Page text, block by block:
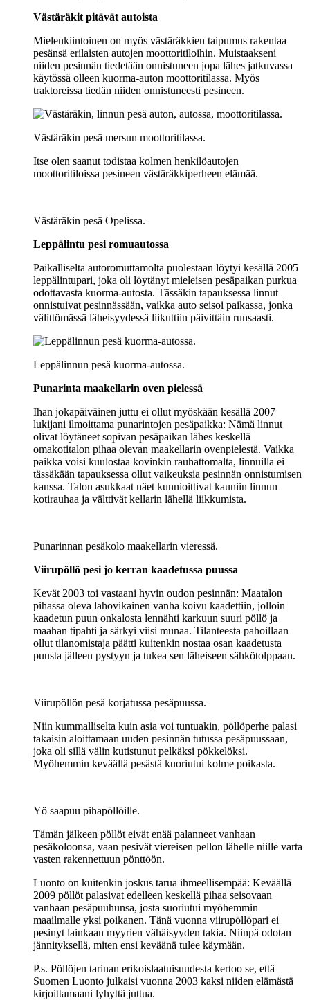
Västäräkit pitävät autoista
Mielenkiintoinen on myös västäräkkien taipumus rakentaa
pesänsä erilaisten autojen moottoritiloihin. Muistaakseni
niiden pesinnän tiedetään onnistuneen jopa lähes jatkuvassa
käytössä olleen kuorma-auton moottoritilassa. Myös
traktoreissa tiedän niiden onnistuneesti pesineen.
Västäräkin pesä mersun moottoritilassa.
Itse olen saanut todistaa kolmen henkilöautojen
moottoritiloissa pesineen västäräkkiperheen elämää.
Västäräkin pesä Opelissa.
Leppälintu pesi romuautossa
Paikalliselta autoromuttamolta puolestaan löytyi kesällä 2005
leppälintupari, joka oli löytänyt mieleisen pesäpaikan purkua
odottavasta kuorma-autosta. Tässäkin tapauksessa linnut
onnistuivat pesinnässään, vaikka auto seisoi paikassa, jonka
välittömässä läheisyydessä liikuttiin päivittäin runsaasti.
Leppälinnun pesä kuorma-autossa.
Punarinta maakellarin oven pielessä
Ihan jokapäiväinen juttu ei ollut myöskään kesällä 2007
lukijani ilmoittama punarintojen pesäpaikka: Nämä linnut
olivat löytäneet sopivan pesäpaikan lähes keskellä
omakotitalon pihaa olevan maakellarin ovenpielestä. Vaikka
paikka voisi kuulostaa kovinkin rauhattomalta, linnuilla ei
tässäkään tapauksessa ollut vaikeuksia pesinnän onnistumisen
kanssa. Talon asukkaat näet kunnioittivat kauniin linnun
kotirauhaa ja välttivät kellarin lähellä liikkumista.
Punarinnan pesäkolo maakellarin vieressä.
Viirupöllö pesi jo kerran kaadetussa puussa
Kevät 2003 toi vastaani hyvin oudon pesinnän: Maatalon
pihassa oleva lahovikainen vanha koivu kaadettiin, jolloin
kaadetun puun onkalosta lennähti karkuun suuri pöllö ja
maahan tipahti ja särkyi viisi munaa. Tilanteesta pahoillaan
ollut tilanomistaja päätti kuitenkin nostaa osan kaadetusta
puusta jälleen pystyyn ja tukea sen läheiseen sähkötolppaan.
Viirupöllön pesä korjatussa pesäpuussa.
Niin kummalliselta kuin asia voi tuntuakin, pöllöperhe palasi
takaisin aloittamaan uuden pesinnän tutussa pesäpuussaan,
joka oli sillä välin kutistunut pelkäksi pökkelöksi.
Myöhemmin keväällä pesästä kuoriutui kolme poikasta.
Yö saapuu pihapöllöille.
Tämän jälkeen pöllöt eivät enää palanneet vanhaan
pesäkoloonsa, vaan pesivät viereisen pellon lähelle niille varta
vasten rakennettuun pönttöön.
Luonto on kuitenkin joskus tarua ihmeellisempää: Keväällä
2009 pöllöt palasivat edelleen keskellä pihaa seisovaan
vanhaan pesäpuuhunsa, josta suoriutui myöhemmin
maailmalle yksi poikanen. Tänä vuonna viirupöllöpari ei
pesinyt lainkaan myyrien vähäisyyden takia. Niinpä odotan
jännityksellä, miten ensi keväänä tulee käymään.
P.s. Pöllöjen tarinan erikoislaatuisuudesta kertoo se, että
Suomen Luonto julkaisi vuonna 2003 kaksi niiden elämästä
kirjoittamaani lyhyttä juttua.